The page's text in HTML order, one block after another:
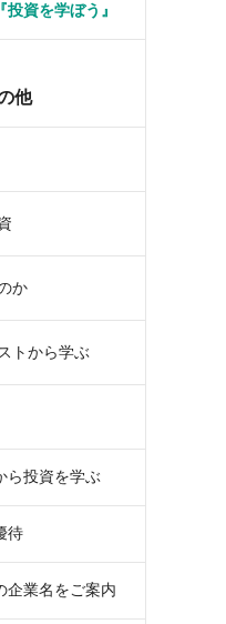
投資を学ぼう』
他
か
トから学ぶ
ら投資を学ぶ
待
企業名をご案内